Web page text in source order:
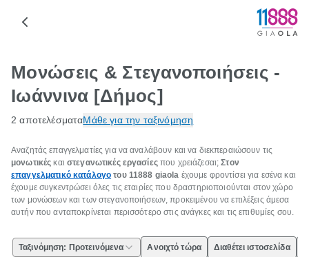
Μονώσεις & Στεγανοποιήσεις -
Ιωάννινα [Δήμος]
2 αποτελέσματαΜάθε για την ταξινόμηση
Αναζητάς επαγγελματίες για να αναλάβουν και να διεκπεραιώσουν τις
μονωτικές και στεγανωτικές εργασίεςπου χρειάζεσαι;Στον
επαγγελματικό κατάλογο του 11888 giaola έχουμε φροντίσει για εσένα και
έχουμε συγκεντρώσει όλες τις εταιρίες που δραστηριοποιούνται στον χώρο
των μονώσεων και των στεγανοποιήσεων, προκειμένου να επιλέξεις άμεσα
αυτήν που ανταποκρίνεται περισσότερο στις ανάγκες και τις επιθυμίες σου.
Ταξινόμηση: Προτεινόμενα Ανοιχτό τώρα Διαθέτει ιστοσελίδα